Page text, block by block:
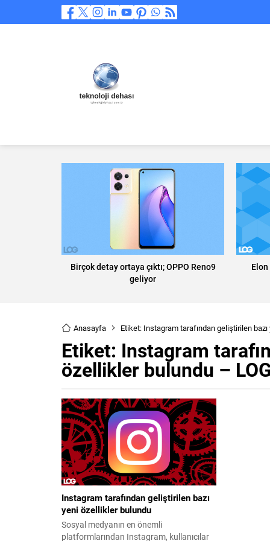
Birçok detay ortaya çıktı; OPPO Reno9
geliyor
Anasayfa Etiket: Instagram tarafından geliştirilen
Etiket: Instagram
özellikler bulundu – LOG
Instagram tarafından geliştirilen bazı
yeni özellikler bulundu
Sosyal medyanın en önemli
platformlarından Instagram, kullanıcılar